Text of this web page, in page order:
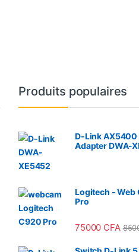
Produits populaires
D-Link AX5400
Adapter DWA-
Logitech - Web
Pro
75000 CFA